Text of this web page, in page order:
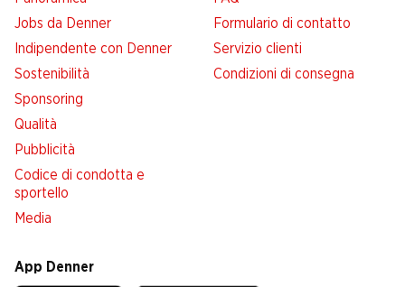
Jobs da Denner
Indipendente con Denner
Sostenibilità
Sponsoring
Qualità
Pubblicità
Codice di condotta e
sportello
Media
Formulario di contatto
Servizio clienti
Condizioni di consegna
App Denner